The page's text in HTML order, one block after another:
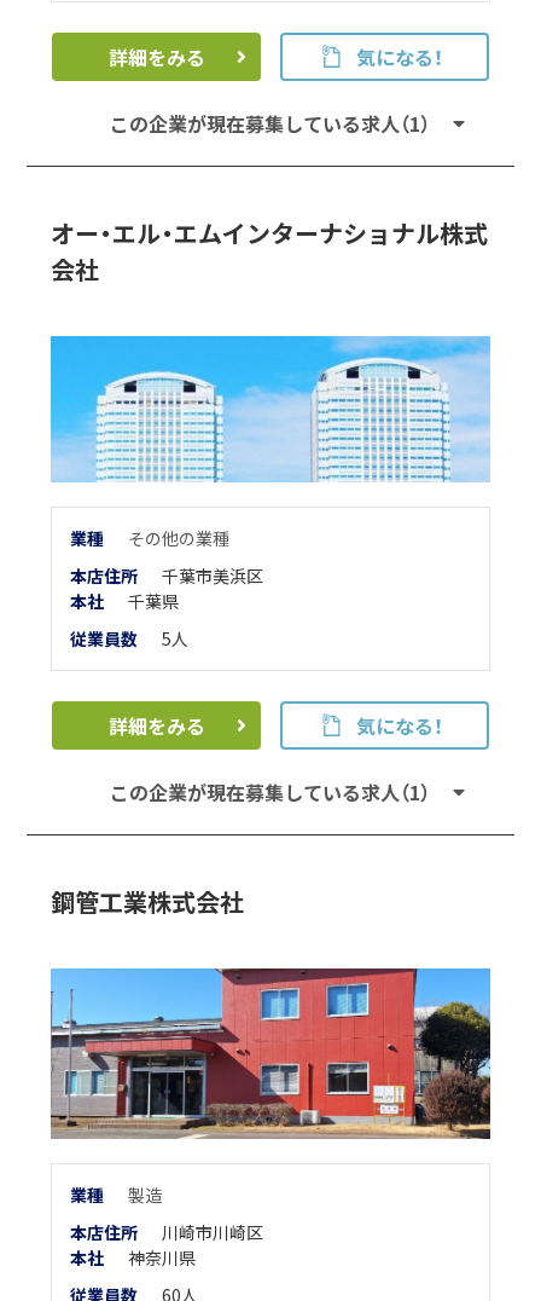
詳細をみる 気になる！
この企業が現在募集している求人（1）
オー・エル・エムインターナショナル株式
会社
業種
その他の業種
本店住所
千葉市美浜区
本社
千葉県
従業員数
5人
詳細をみる 気になる！
この企業が現在募集している求人（1）
鋼管工業株式会社
業種
製造
本店住所
川崎市川崎区
本社
神奈川県
従業員数
60人